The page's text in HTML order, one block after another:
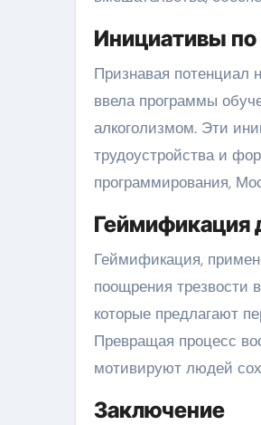
Инициативы
Признавая потенциал
ввела программы
алкоголизмом. Эти
трудоустройства и
программирования,
Геймификация
Геймификация,
поощрения
которые предлагают
Превращая процесс
мотивируют людей
Заключение